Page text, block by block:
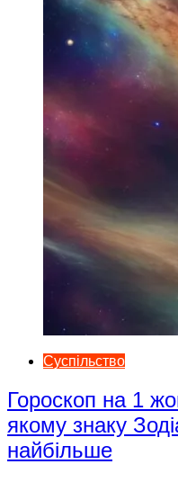
Суспільство
Гороскоп на 1
якому знаку
найбільше